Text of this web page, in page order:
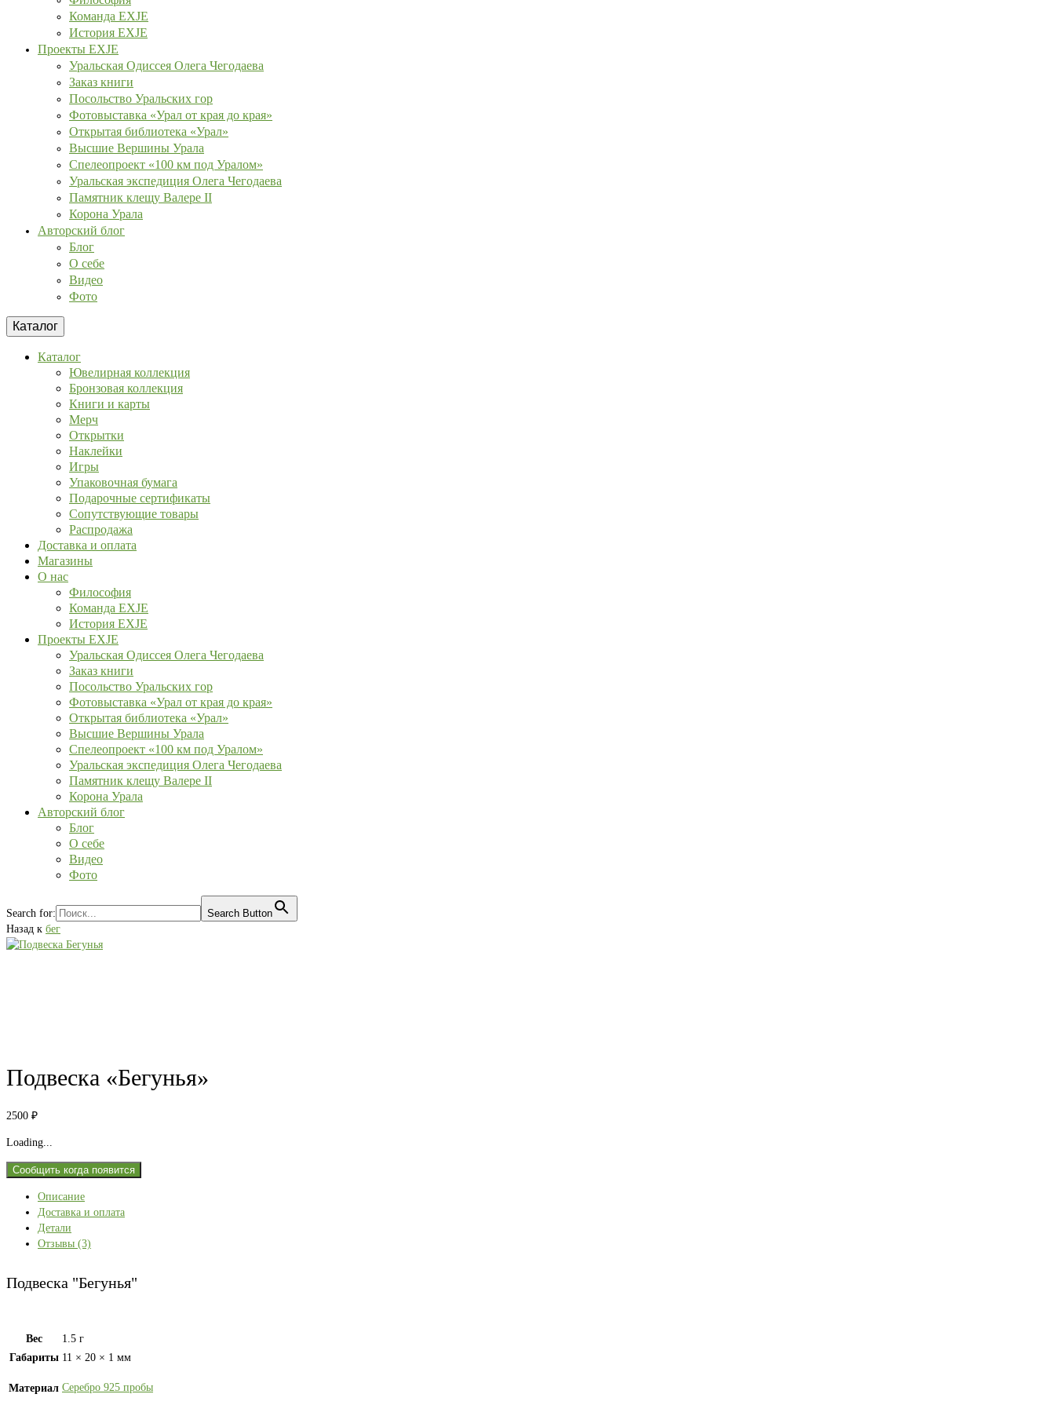
Команда EXJE
История EXJE
Проекты EXJE
Уральская Одиссея Олега Чегодаева
Заказ книги
Посольство Уральских гор
Фотовыставка «Урал от края до края»
Открытая библиотека «Урал»
Высшие Вершины Урала
Спелеопроект «100 км под Уралом»
Уральская экспедиция Олега Чегодаева
Памятник клещу Валере II
Корона Урала
Авторский блог
Блог
О себе
Видео
Фото
Каталог
Каталог
Ювелирная коллекция
Бронзовая коллекция
Книги и карты
Мерч
Открытки
Наклейки
Игры
Упаковочная бумага
Подарочные сертификаты
Сопутствующие товары
Распродажа
Доставка и оплата
Магазины
О нас
Философия
Команда EXJE
История EXJE
Проекты EXJE
Уральская Одиссея Олега Чегодаева
Заказ книги
Посольство Уральских гор
Фотовыставка «Урал от края до края»
Открытая библиотека «Урал»
Высшие Вершины Урала
Спелеопроект «100 км под Уралом»
Уральская экспедиция Олега Чегодаева
Памятник клещу Валере II
Корона Урала
Авторский блог
Блог
О себе
Видео
Фото
Search for:
Search Button
Назад к бег
Подвеcка «Бегунья»
2500 ₽
Loading...
Сообщить когда появится
Описание
Доставка и оплата
Детали
Отзывы (3)
Подвеcка "Бегунья"
Вес
1.5 г
Габариты 11 × 20 × 1 мм
Материал Серебро 925 пробы